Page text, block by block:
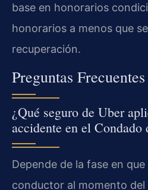
base en honorarios
honorarios a menos que
recuperación.
Preguntas Frecuentes
¿Qué seguro de Uber
accidente en el Condado
Depende de la fase en
conductor al momento del